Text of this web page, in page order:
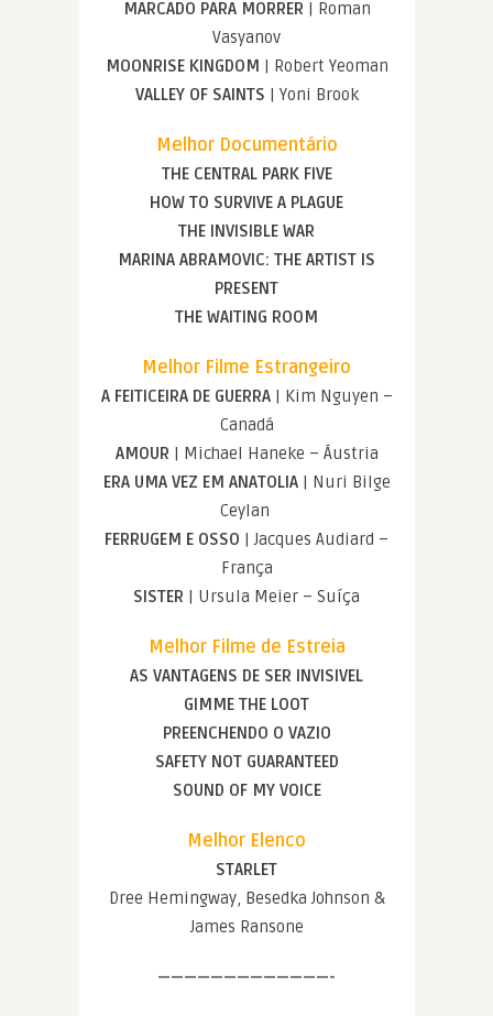
MARCADO PARA MORRER | Roman
Vasyanov
MOONRISE KINGDOM | Robert Yeoman
VALLEY OF SAINTS | Yoni Brook
Melhor Documentário
THE CENTRAL PARK FIVE
HOW TO SURVIVE A PLAGUE
THE INVISIBLE WAR
MARINA ABRAMOVIC: THE ARTIST IS
PRESENT
THE WAITING ROOM
Melhor Filme Estrangeiro
A FEITICEIRA DE GUERRA| Kim Nguyen –
Canadá
AMOUR | Michael Haneke – Áustria
ERA UMA VEZ EM ANATOLIA| Nuri Bilge
Ceylan
FERRUGEM E OSSO | Jacques Audiard –
França
SISTER | Ursula Meier – Suíça
Melhor Filme de Estreia
AS VANTAGENS DE SER INVISIVEL
GIMME THE LOOT
PREENCHENDO O VAZIO
SAFETY NOT GUARANTEED
SOUND OF MY VOICE
Melhor Elenco
STARLET
Dree Hemingway, Besedka Johnson &
James Ransone
—————————————-